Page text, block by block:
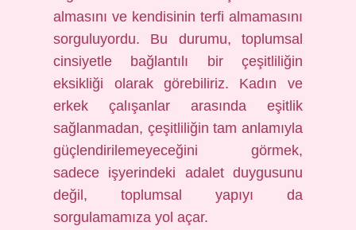
almasını ve kendisinin terfi almamasını
sorguluyordu. Bu durumu, toplumsal
cinsiyetle bağlantılı bir çeşitliliğin
eksikliği olarak görebiliriz. Kadın ve
erkek çalışanlar arasında eşitlik
sağlanmadan, çeşitliliğin tam anlamıyla
güçlendirilemeyeceğini görmek,
sadece işyerindeki adalet duygusunu
değil, toplumsal yapıyı da
sorgulamamıza yol açar.